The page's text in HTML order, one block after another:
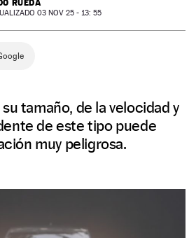
RUEDA
03 NOV 25 - 13: 55
tamaño, de la velocidad y
de este tipo puede
muy peligrosa.